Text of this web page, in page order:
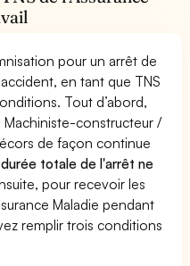
pour un arrêt de
en tant que TNS
Tout d’abord,
constructeur /
de façon continue
durée totale de l'arrêt ne
pour recevoir les
Maladie pendant
remplir trois conditions